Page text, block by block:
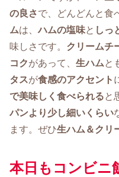
の良さで、どんどんと食
ムは、ハムの塩味と しっ
味しさです。 クリームチ
コクがあって、 生ハムと
タスが食感のアクセント
で美味しく食べられると
パンより少し細いくらい
ます。ぜひ生ハム＆クリ
本日もコンビニ